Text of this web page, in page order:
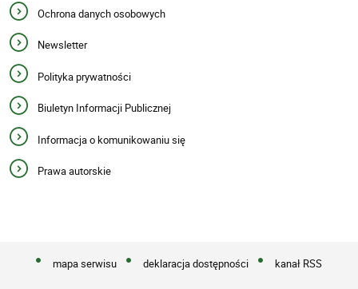
Ochrona danych osobowych
Newsletter
Polityka prywatności
Biuletyn Informacji Publicznej
Informacja o komunikowaniu się
Prawa autorskie
mapa serwisu deklaracja dostępności kanał RSS